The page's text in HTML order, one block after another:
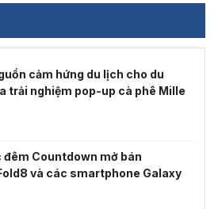
cảm hứng du lịch cho du
trải nghiệm pop-up cà phê Mille
Countdown mở bán
và các smartphone Galaxy